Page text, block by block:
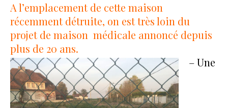
A l’emplacement de cette maison
récemmentdétruite, on est très loin du
projet de maison médicale annoncé depuis
plus de 20 ans.
– Une